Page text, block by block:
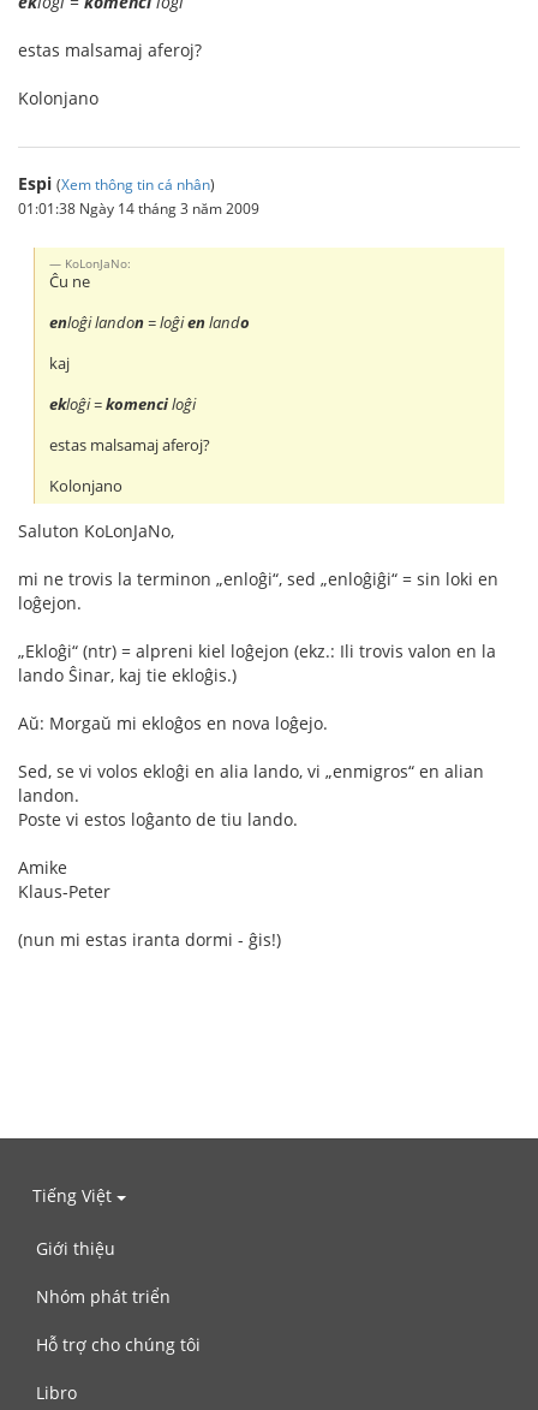
estas malsamaj aferoj?
Kolonjano
Espi (Xem thông tin cá nhân)
01:01:38 Ngày 14 tháng 3 năm 2009
KoLonJaNo:
Ĉu ne
enloĝi landon= loĝienlando
kaj
ekloĝi =komenciloĝi
estas malsamaj aferoj?
Kolonjano
Saluton KoLonJaNo,
mi ne trovis la terminon „enloĝi“, sed „enloĝiĝi“ = sin loki en
loĝejon.
„Ekloĝi“ (ntr) = alpreni kiel loĝejon (ekz.: Ili trovis valon en la
lando Ŝinar, kaj tie ekloĝis.)
Aŭ: Morgaŭ mi ekloĝos en nova loĝejo.
Sed, se vi volos ekloĝi en alia lando, vi „enmigros“ en alian
landon.
Poste vi estos loĝanto de tiu lando.
Amike
Klaus-Peter
(nun mi estas iranta dormi - ĝis!)
Tiếng Việt
Giới thiệu
Nhóm phát triển
Hỗ trợ cho chúng tôi
Libro